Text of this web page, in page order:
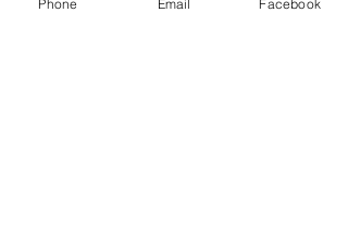
Phone Email Facebook